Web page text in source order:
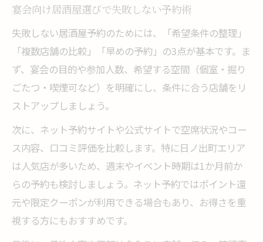
宴会向け居酒屋選びで失敗しない予約術
失敗しない居酒屋予約のためには、「希望条件の整理」
「複数店舗の比較」「早めの予約」の3点が基本です。ま
ず、宴会の目的や参加人数、希望する空間（個室・掘り
ごたつ・喫煙可など）を明確にし、条件に合う店舗をリ
ストアップしましょう。
次に、ネット予約サイトや公式サイトで空席状況やコー
ス内容、口コミ評価を比較します。特に日ノ出町エリア
は人気店が多いため、週末やイベント時期は1か月前か
らの予約も検討しましょう。ネット予約ではポイント還
元や限定クーポンが利用できる場合もあり、お得さを重
視する方にもおすすめです。